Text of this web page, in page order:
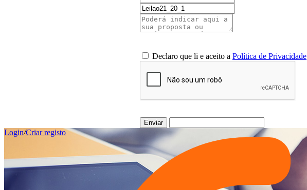
Declaro que li e aceito a Política de Privacidade
Enviar
Login/Criar registo